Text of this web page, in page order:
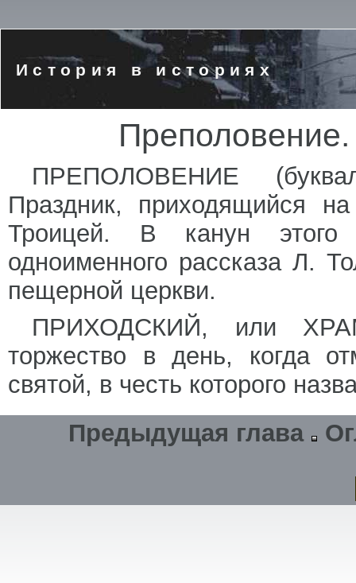
История в историях
ПРЕПОЛОВЕНИЕ
Праздник, приходящийся
Троицей. В канун этого
одноименного рассказа Л.
пещерной церкви.
ПРИХОДСКИЙ, или
торжество в день, когда
святой, в честь которого
Предыдущая глава